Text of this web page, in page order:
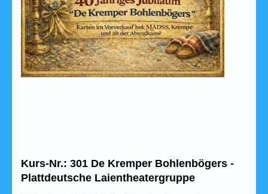
Kurs-Nr.: 301 De Kremper Bohlenbögers -
Plattdeutsche Laientheatergruppe